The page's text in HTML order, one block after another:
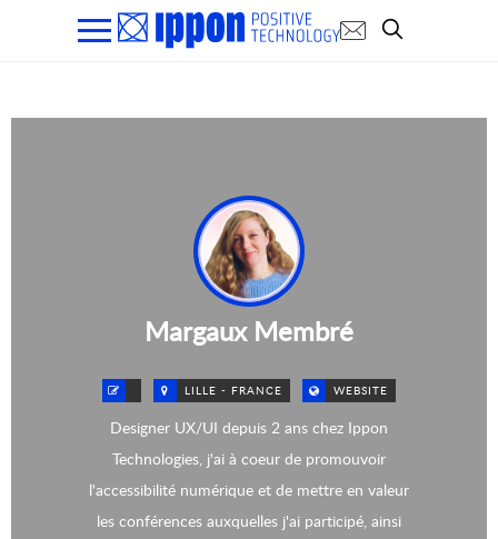
Margaux Membré
LILLE - FRANCE WEBSITE
Designer UX/UI depuis 2 ans chez Ippon
Technologies, j'ai à coeur de promouvoir
l'accessibilité numérique et de mettre en valeur
les conférences auxquelles j'ai participé, ainsi